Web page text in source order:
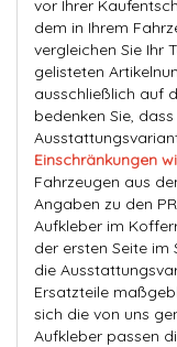
vor Ihrer
dem in Ihrem
vergleichen Sie Ihr
gelisteten
ausschließlich auf
bedenken Sie,
Einschränkungen
Fahrzeugen aus
Angaben zu den
Aufkleber im
der ersten Seite im
die
Ersatzteile
sich die von uns
Aufkleber passen